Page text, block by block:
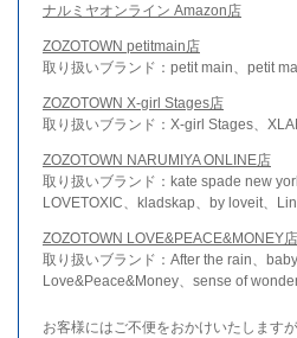
ナルミヤオンライン Amazon店
ZOZOTOWN petitmain店
取り扱いブランド：petit main、petit
ZOZOTOWN X-girl Stages店
取り扱いブランド：X-girl Stages、
ZOZOTOWN NARUMIYA ONLINE店
取り扱いブランド：kate spade new
LOVETOXIC、kladskap、by loveit、
ZOZOTOWN LOVE&PEACE&MONEY店
取り扱いブランド：After the rain、
Love&Peace&Money、sense of
お客様にはご不便をおかけいたします